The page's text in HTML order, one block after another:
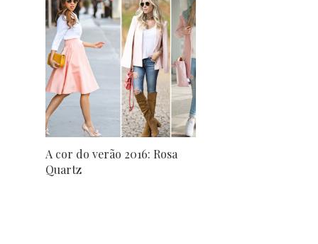
A cor do verão 2016: Rosa
Quartz